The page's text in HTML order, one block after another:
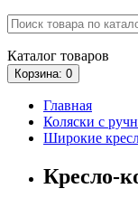
Каталог товаров
Корзина: 0
Главная
Коляски с
Широкие
Кресло-